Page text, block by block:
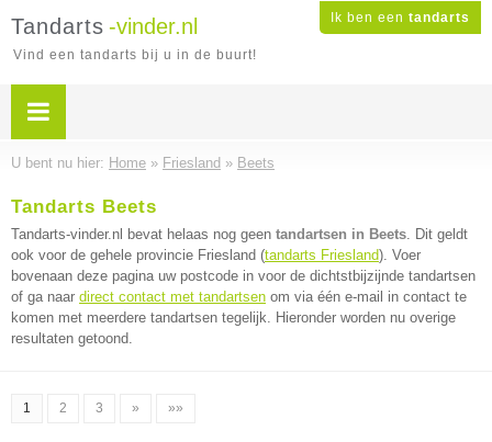
Ik ben een tandarts
Tandarts -vinder.nl
Vind een tandarts bij u in de buurt!
U bent nu hier: Home » Friesland » Beets
Tandarts Beets
Tandarts-vinder.nl bevat helaas nog geen tandartsen in Beets. Dit geldt
ook voor de gehele provincie Friesland (tandarts Friesland). Voer
bovenaan deze pagina uw postcode in voor de dichtstbijzijnde tandartsen
of ga naar direct contact met tandartsen om via één e-mail in contact te
komen met meerdere tandartsen tegelijk. Hieronder worden nu overige
resultaten getoond.
1 2 3 » »»